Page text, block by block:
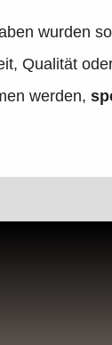
wurden
Qualität
werden,